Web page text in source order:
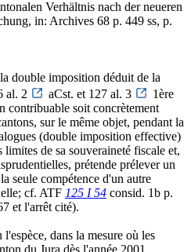
Verhältnis nach der neueren
in: Archives 68 p. 449 ss, p.
double imposition déduit de la
al. 2
aCst. et 127 al. 3
1ère
contribuable soit concrètement
sur le même objet, pendant la
(double imposition effective)
de sa souveraineté fiscale et,
prétende prélever un
seule compétence d'un autre
cf. ATF 125 I 54 consid. 1b p.
et l'arrêt cité).
dans la mesure où les
du Jura dès l'année 2001,